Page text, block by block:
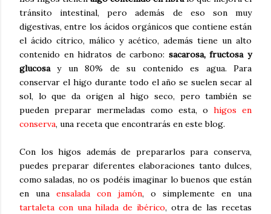
tránsito intestinal, pero además de eso son muy
digestivas, entre los ácidos orgánicos que contiene están
el ácido cítrico, málico y acético, además tiene un alto
contenido en hidratos de carbono: sacarosa, fructosa y
glucosay un 80% de su contenido es agua. Para
conservar el higo durante todo el año se suelen secar al
sol, lo que da origen al higo seco, pero también se
pueden preparar mermeladas como esta, o higos en
conserva, una receta que encontrarás en este blog.
Con los higos además de prepararlos para conserva,
puedes preparar diferentes elaboraciones tanto dulces,
como saladas, no os podéis imaginar lo buenos que están
en una ensalada con jamón, o simplemente en una
tartaleta con una hilada de ibérico, otra de las recetas